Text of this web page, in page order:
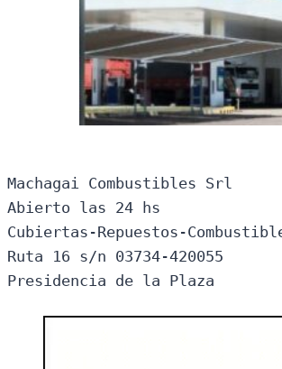
Machagai Combustibles Srl
Abierto las 24 hs
Cubiertas-Repuestos-
Ruta 16 s/n 03734-420055
Presidencia de la Plaza